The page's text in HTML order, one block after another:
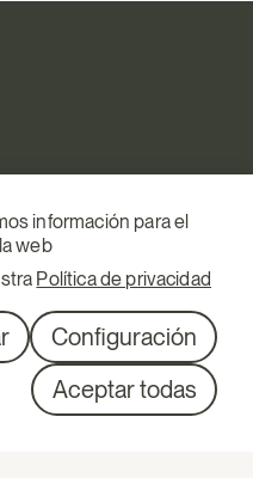
información para el
web
Política de privacidad
Configuración
Aceptar todas